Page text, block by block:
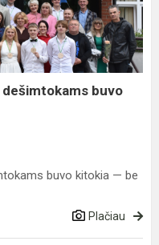
buvo
buvo kitokia — be
Plačiau